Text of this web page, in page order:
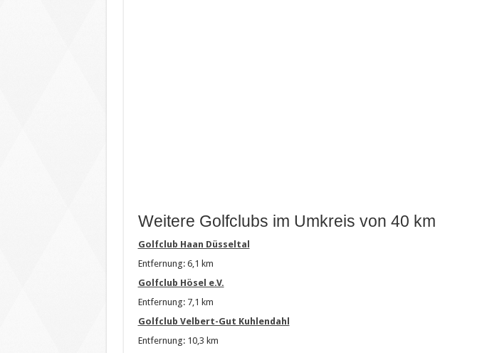
Weitere Golfclubs im Umkreis von 40 km
Golfclub Haan Düsseltal
Entfernung: 6,1 km
Golfclub Hösel e.V.
Entfernung: 7,1 km
Golfclub Velbert-Gut Kuhlendahl
Entfernung: 10,3 km